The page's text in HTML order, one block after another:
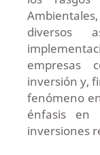
diversos
empresas
inversión y,
fenómeno
énfasis en
inversiones